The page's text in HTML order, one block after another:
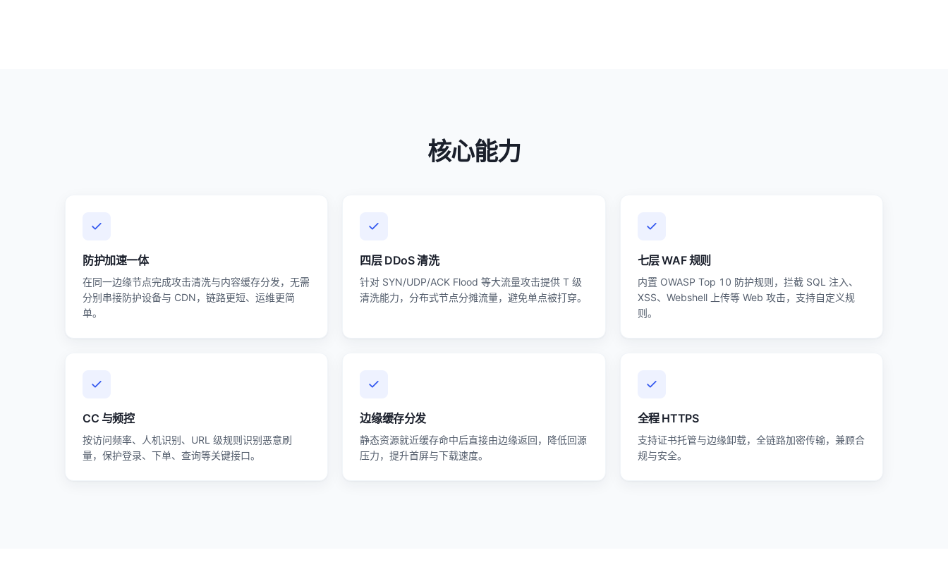
核心能力
防护加速一体
在同一边缘节点完成攻击清洗与内容缓存分发，无需
分别串接防护设备与 CDN，链路更短、运维更简
单。
四层 DDoS 清洗
针对 SYN/UDP/ACK Flood 等大流量攻击提供 T 级
清洗能力，分布式节点分摊流量，避免单点被打穿。
七层 WAF 规则
内置 OWASP Top 10 防护规则，拦截 SQL 注入、
XSS、Webshell 上传等 Web 攻击，支持自定义规
则。
CC 与频控
按访问频率、人机识别、URL 级规则识别恶意刷
量，保护登录、下单、查询等关键接口。
边缘缓存分发
静态资源就近缓存命中后直接由边缘返回，降低回源
压力，提升首屏与下载速度。
全程 HTTPS
支持证书托管与边缘卸载，全链路加密传输，兼顾合
规与安全。